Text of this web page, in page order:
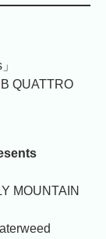
QUATTRO
MOUNTAIN